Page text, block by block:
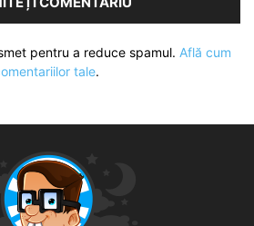
pentru a reduce spamul. Află cum
tale.